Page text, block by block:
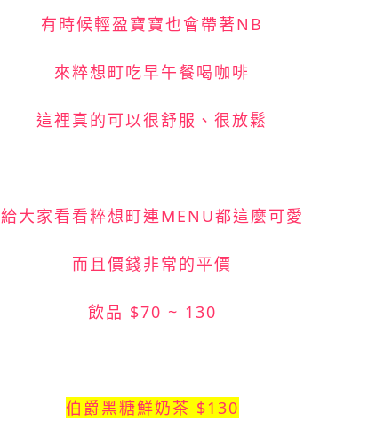
有時候輕盈寶寶也會帶著NB
來粹想町吃早午餐喝咖啡
這裡真的可以很舒服、很放鬆
給大家看看粹想町連MENU都這麼可愛
而且價錢非常的平價
飲品 $70 ~ 130
伯爵黑糖鮮奶茶 $130